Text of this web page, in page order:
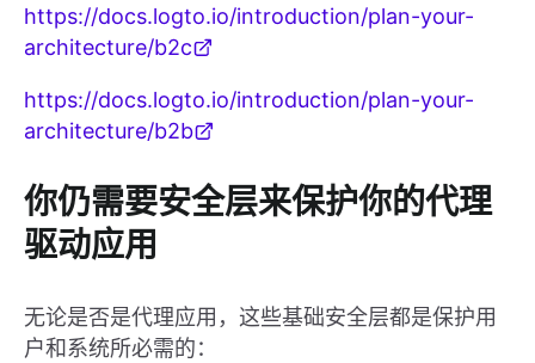
https://docs.logto.io/introduction/plan-your-
architecture/b2c
https://docs.logto.io/introduction/plan-your-
architecture/b2b
你仍需要安全层来保护你的代理
驱动应用
无论是否是代理应用，这些基础安全层都是保护用
户和系统所必需的：